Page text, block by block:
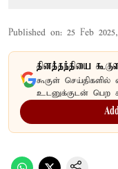
Published on: 25 Feb
தினத்தந்தியை
கூகுள்
உடனுக்குடன் பெற